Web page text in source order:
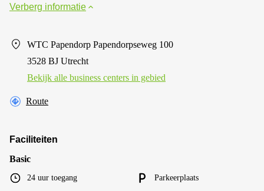
Verberg informatie
WTC Papendorp Papendorpseweg 100
3528 BJ Utrecht
Bekijk alle business centers in gebied
Route
Faciliteiten
Basic
24 uur toegang Parkeerplaats